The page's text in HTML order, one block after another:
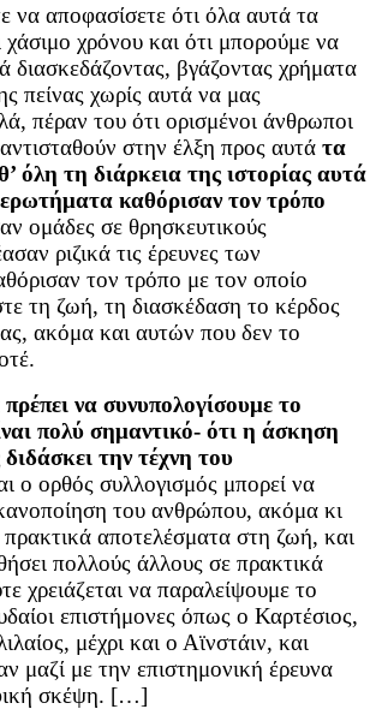
να αποφασίσετε ότι όλα αυτά τα
χάσιμο χρόνου και ότι μπορούμε να
διασκεδάζοντας, βγάζοντας χρήματα
πείνας χωρίς αυτά να μας
πέραν του ότι ορισμένοι άνθρωποι
στην έλξη προς αυτά τα
όλη τη διάρκεια της ιστορίας αυτά
καθόρισαν τον τρόπο
ομάδες σε θρησκευτικούς
ριζικά τις έρευνες των
τον τρόπο με τον οποίο
τη ζωή, τη διασκέδαση το κέρδος
ακόμα και αυτών που δεν το
να συνυπολογίσουμε το
πολύ σημαντικό- ότι η άσκηση
την τέχνη του
ο ορθός συλλογισμός μπορεί να
του ανθρώπου, ακόμα κι
πρακτικά αποτελέσματα στη ζωή, και
πολλούς άλλους σε πρακτικά
χρειάζεται να παραλείψουμε το
επιστήμονες όπως ο Καρτέσιος,
μέχρι και ο Αϊνστάιν, και
μαζί με την επιστημονική έρευνα
σκέψη. […]